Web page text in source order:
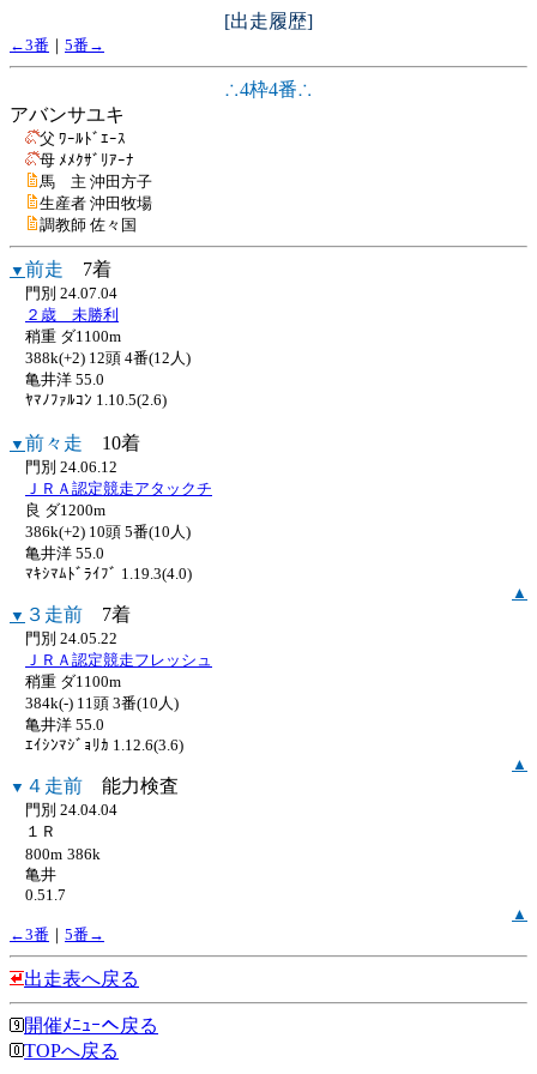
[出走履歴]
←3番 ｜ 5番→
∴4枠4番∴
アバンサユキ
父 ﾜｰﾙﾄﾞｴｰｽ
母 ﾒﾒｸｻﾞﾘｱｰﾅ
馬 主 沖田方子
生産者 沖田牧場
調教師 佐々国
▼ 前走 7着
門別 24.07.04
２歳 未勝利
稍重 ダ1100m
388k(+2) 12頭 4番(12人)
亀井洋 55.0
ﾔﾏﾉﾌｧﾙｺﾝ 1.10.5(2.6)
▼ 前々走 10着
門別 24.06.12
ＪＲＡ認定競走アタックチ
良 ダ1200m
386k(+2) 10頭 5番(10人)
亀井洋 55.0
ﾏｷｼﾏﾑﾄﾞﾗｲﾌﾞ 1.19.3(4.0)
▲
▼ ３走前 7着
門別 24.05.22
ＪＲＡ認定競走フレッシュ
稍重 ダ1100m
384k(-) 11頭 3番(10人)
亀井洋 55.0
ｴｲｼﾝﾏｼﾞｮﾘｶ 1.12.6(3.6)
▲
▼ ４走前 能力検査
門別 24.04.04
１Ｒ
800m 386k
亀井
0.51.7
▲
←3番 ｜ 5番→
出走表へ戻る
開催ﾒﾆｭｰへ戻る
TOPへ戻る